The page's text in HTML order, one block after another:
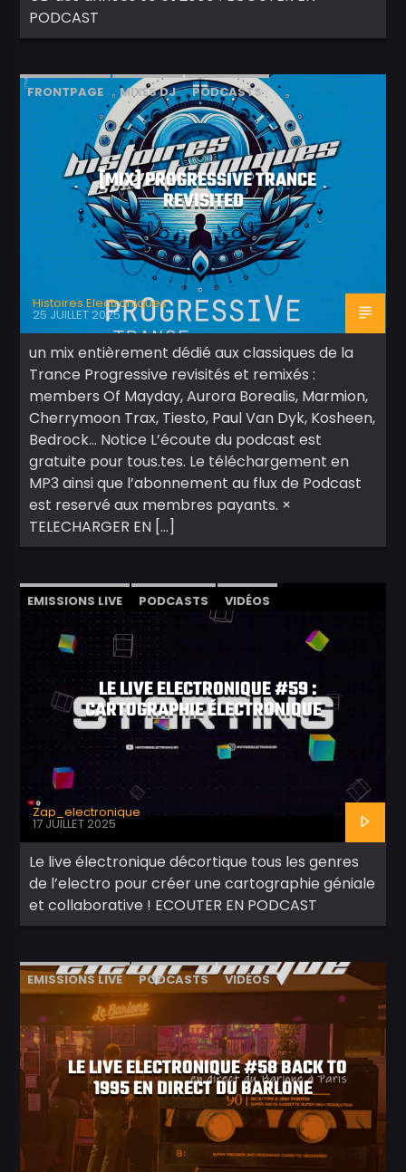
PODCAST
FRONTPAGE MIXES DJ PODCASTS
[MIX] PROGRESSIVE TRANCE
REVISITED
Histoires Electroniques
25 JUILLET 2025
un mix entièrement dédié aux classiques de la
Trance Progressive revisités et remixés :
members Of Mayday, Aurora Borealis, Marmion,
Cherrymoon Trax, Tiesto, Paul Van Dyk, Kosheen,
Bedrock… Notice L’écoute du podcast est
gratuite pour tous.tes. Le téléchargement en
MP3 ainsi que l’abonnement au flux de Podcast
est reservé aux membres payants. ×
TELECHARGER EN […]
EMISSIONS LIVE PODCASTS VIDÉOS
LE LIVE ELECTRONIQUE #59 :
CARTOGRAPHIE ÉLECTRONIQUE
Zap_electronique
17 JUILLET 2025
Le live électronique décortique tous les genres
de l’electro pour créer une cartographie géniale
et collaborative ! ECOUTER EN PODCAST
EMISSIONS LIVE PODCASTS VIDÉOS
LE LIVE ELECTRONIQUE #58 BACK TO
1995 EN DIRECT DU BARLONE